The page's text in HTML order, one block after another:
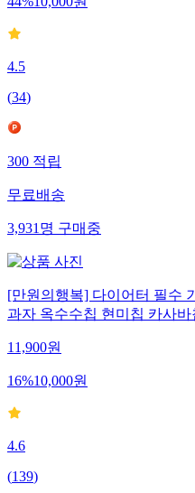
4.5
(34)
300 적립
무료배송
3,931 명 구매중
[만원의행복] 다이어터 필수
과자 옥수수칩 현미칩 카사바
11,900원
16%10,000원
4.6
(139)